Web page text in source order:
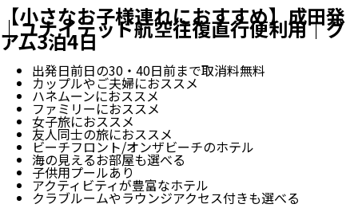
【小さなお子様連れにおすすめ】成田発
｜ユナイテッド航空往復直行便利用｜グ
アム3泊4日
出発日前日の30・40日前まで取消料無料
カップルやご夫婦におススメ
ハネムーンにおススメ
ファミリーにおススメ
女子旅におススメ
友人同士の旅におススメ
ビーチフロント/オンザビーチのホテル
海の見えるお部屋も選べる
子供用プールあり
アクティビティが豊富なホテル
クラブルームやラウンジアクセス付きも選べる